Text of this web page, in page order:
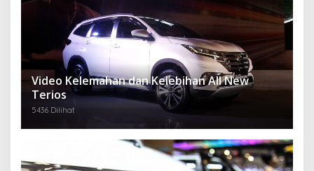
Video Kelemahan dan Kelebihan All New
Terios
5436 Dilihat